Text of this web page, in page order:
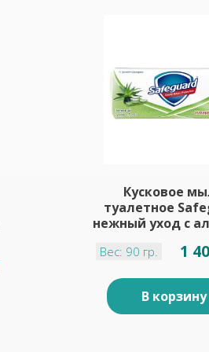
Кусковое
туалетное
нежный уход с
Вес: 90 гр. 1
В корзину